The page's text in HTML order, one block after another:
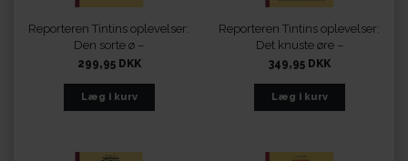
Reporteren Tintins oplevelser:
Den sorte ø –
fundamentalistisk
299,95 DKK
Reporteren Tintins oplevelser:
Det knuste øre –
fundamentalistisk
349,95 DKK